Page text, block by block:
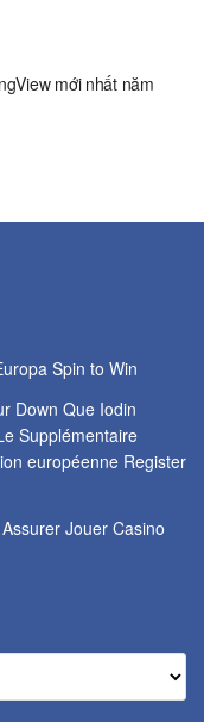
mới nhất năm
Spin to Win
Down Que Iodin
Supplémentaire
européenne Register
Jouer Casino